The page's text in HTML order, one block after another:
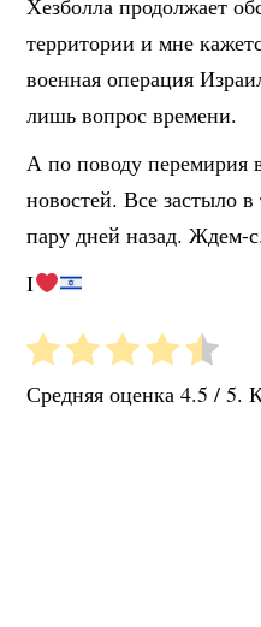
Хезболла продолжает
территории и мне
военная операция
лишь вопрос времени.
А по поводу перемирия
новостей. Все застыло
пару дней назад. Ждем-
I
Средняя оценка4.5 / 5.